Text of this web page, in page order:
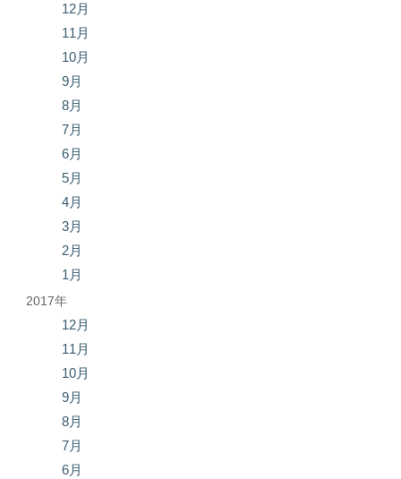
12月
11月
10月
9月
8月
7月
6月
5月
4月
3月
2月
1月
2017年
12月
11月
10月
9月
8月
7月
6月